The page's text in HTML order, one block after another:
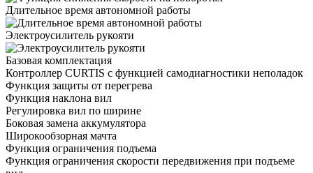
Длительное время автономной работы
Электроусилитель рукояти
Базовая комплектация
Контроллер CURTIS с функцией самодиагностики неполадок
Функция защиты от перегрева
Функция наклона вил
Регулировка вил по ширине
Боковая замена аккумулятора
Широкообзорная мачта
Функция ограничения подъема
Функция ограничения скорости передвижения при подъеме